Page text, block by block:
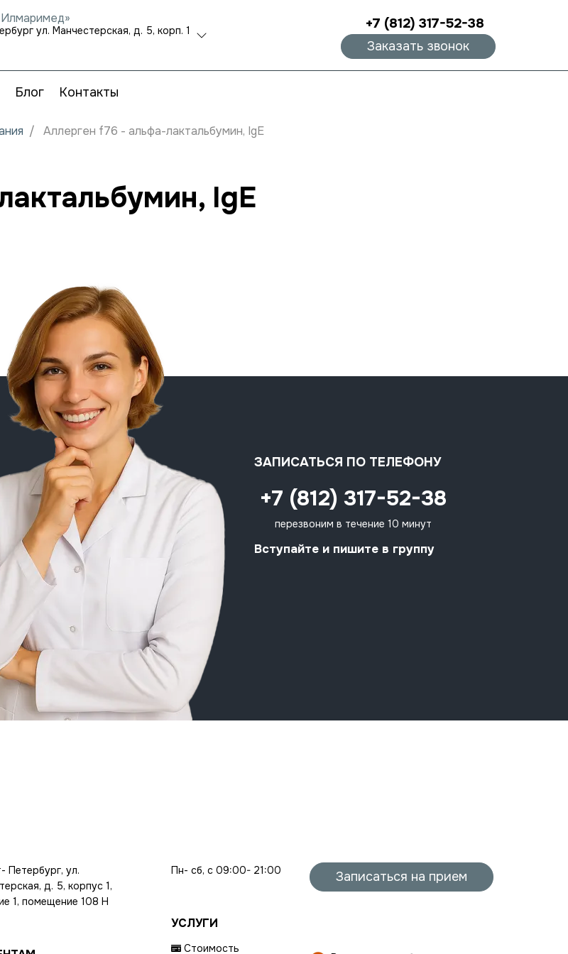
ул. Манчестерская, д. 5, корп. 1 +7 (812) 317-52-38
Заказать звонок
Блог Контакты
Аллерген f76 - альфа-лактальбумин, IgE
IgE
ЗАПИСАТЬСЯ ПО ТЕЛЕФОНУ
+7 (812) 317-52-38
перезвоним в течение 10 минут
Вступайте и пишите в группу
Петербург, ул.
д. 5, корпус 1,
1, помещение 108 Н
Пн- сб, с 09:00- 21:00
УСЛУГИ
Стоимость
Записаться на прием